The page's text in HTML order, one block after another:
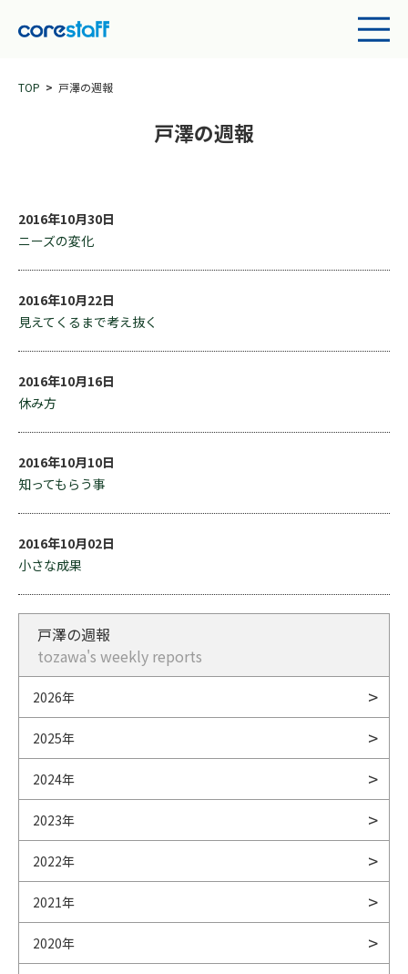
TOP 戸澤の週報
戸澤の週報
2016年10月30日
ニーズの変化
2016年10月22日
見えてくるまで考え抜く
2016年10月16日
休み方
2016年10月10日
知ってもらう事
2016年10月02日
小さな成果
戸澤の週報
tozawa's weekly reports
2026年
2025年
2024年
2023年
2022年
2021年
2020年